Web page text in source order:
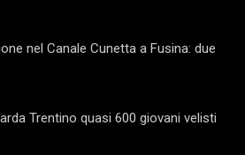
nel Canale Cunetta a Fusina: due
Trentino quasi 600 giovani velisti